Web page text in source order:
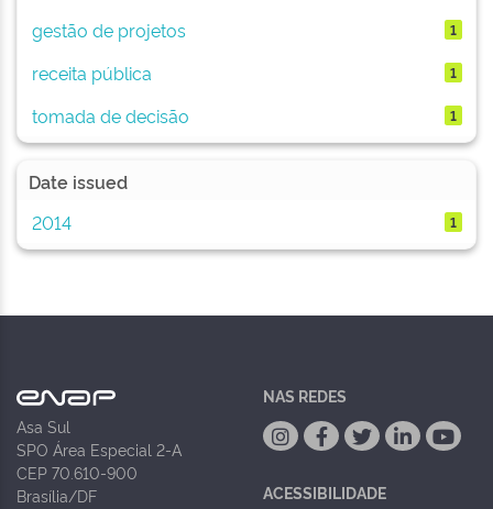
gestão de projetos 1
receita pública 1
tomada de decisão 1
Date issued
2014
1
Asa Sul
SPO Área Especial 2-A
CEP 70.610-900
Brasília/DF
NAS REDES
ACESSIBILIDADE